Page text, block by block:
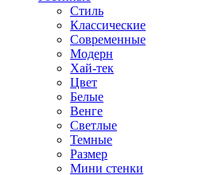
Стиль
Классические
Современные
Модерн
Хай-тек
Цвет
Белые
Венге
Светлые
Темные
Размер
Мини стенки